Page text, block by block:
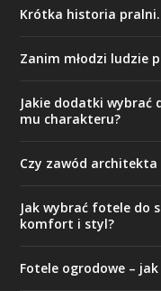
Krótka historia pralni.
Zanim młodzi ludzie
Jakie dodatki wybrać
mu charakteru?
Czy zawód architekta
Jak wybrać fotele do
komfort i styl?
Fotele ogrodowe –